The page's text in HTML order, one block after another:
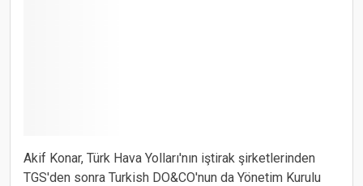
Akif Konar, Türk Hava Yolları'nın iştirak şirketlerinden
TGS'den sonra Turkish DO&CO'nun da Yönetim Kurulu